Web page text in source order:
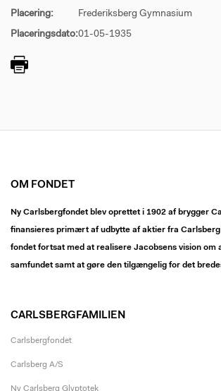
Placering: Frederiksberg Gymnasium
Placeringsdato:01-05-1935
OM FONDET
Ny Carlsbergfondet blev oprettet i 1902 af brygger
finansieres primært af udbytte af aktier fra Carlsberg
fondet fortsat med at realisere Jacobsens vision om
samfundet samt at gøre den tilgængelig for det
CARLSBERGFAMILIEN
Carlsbergfondet
Carlsberg A/S
Ny Carlsberg Glyptotek